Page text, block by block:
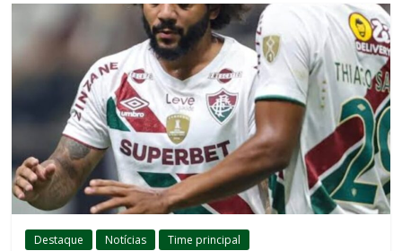
Destaque Notícias Time principal